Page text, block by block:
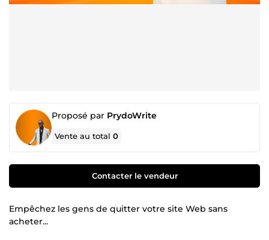
Proposé par PrydoWrite
Vente au total0
Contacter le vendeur
Empêchez les gens de quitter votre site Web sans
acheter...